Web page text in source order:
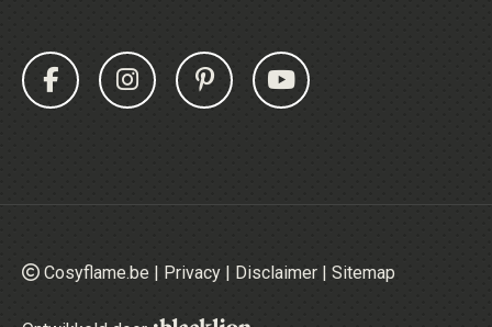
Cosyflame.be | Privacy | Disclaimer | Sitemap